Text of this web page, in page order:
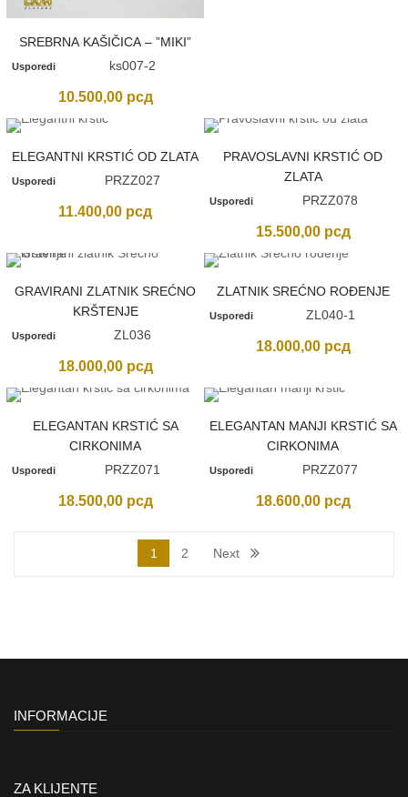
SREBRNA KAŠIČICA – ”MIKI”
Usporedi ks007-2
10.500,00 рсд
ELEGANTNI KRSTIĆ OD ZLATA
Usporedi PRZZ027
11.400,00 рсд
PRAVOSLAVNI KRSTIĆ OD
ZLATA
Usporedi PRZZ078
15.500,00 рсд
GRAVIRANI ZLATNIK SREĆNO
KRŠTENJE
Usporedi ZL036
18.000,00 рсд
ZLATNIK SREĆNO ROĐENJE
Usporedi ZL040-1
18.000,00 рсд
ELEGANTAN KRSTIĆ SA
CIRKONIMA
Usporedi PRZZ071
18.500,00 рсд
ELEGANTAN MANJI KRSTIĆ SA
CIRKONIMA
Usporedi PRZZ077
18.600,00 рсд
1 2 Next
INFORMACIJE
ZA KLIJENTE